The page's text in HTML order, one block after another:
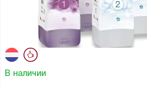
В наличии